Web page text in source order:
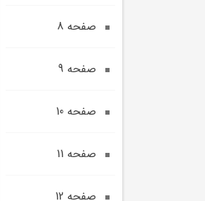
صفحه 8
صفحه 9
صفحه 10
صفحه 11
صفحه 12